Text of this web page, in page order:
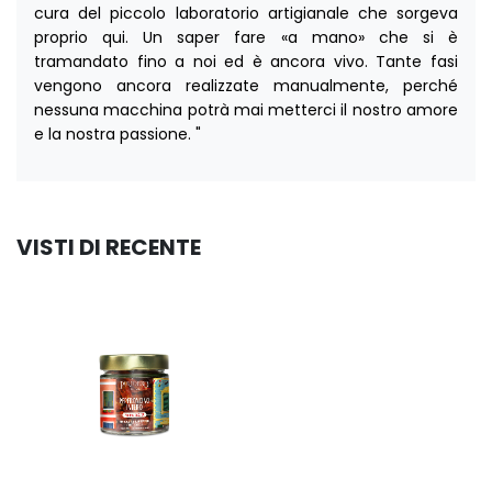
cura del piccolo laboratorio artigianale che sorgeva
proprio qui. Un saper fare «a mano» che si è
tramandato fino a noi ed è ancora vivo. Tante fasi
vengono ancora realizzate manualmente, perché
nessuna macchina potrà mai metterci il nostro amore
e la nostra passione. "
VISTI DI RECENTE